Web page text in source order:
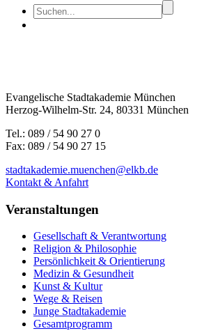
Evangelische Stadtakademie München
Herzog-Wilhelm-Str. 24, 80331 München
Tel.: 089 / 54 90 27 0
Fax: 089 / 54 90 27 15
stadtakademie.muenchen@elkb.de
Kontakt & Anfahrt
Veranstaltungen
Gesellschaft & Verantwortung
Religion & Philosophie
Persönlichkeit & Orientierung
Medizin & Gesundheit
Kunst & Kultur
Wege & Reisen
Junge Stadtakademie
Gesamtprogramm